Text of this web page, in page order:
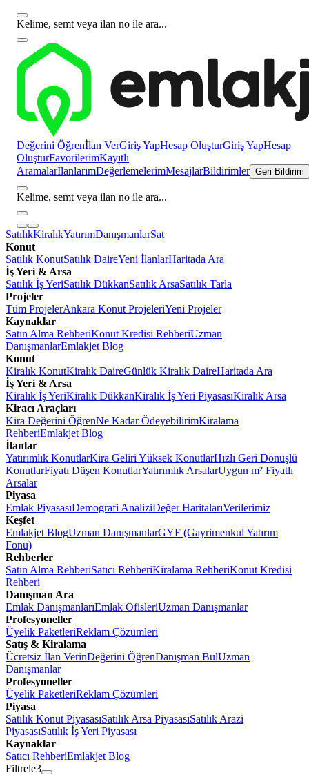
Kelime, semt veya ilan no ile ara...
Değerini Öğrenİlan VerGiriş YapHesap OluşturGiriş YapHesap
OluşturFavorilerimKayıtlı
AramalarİlanlarımDeğerlemelerimMesajlarBildirimler Geri Bildirim
Kelime, semt veya ilan no ile ara...
SatılıkKiralıkYatırımDanışmanlarSat
Konut
Satılık KonutSatılık DaireYeni İlanlarHaritada Ara
İş Yeri & Arsa
Satılık İş YeriSatılık DükkanSatılık ArsaSatılık Tarla
Projeler
Tüm ProjelerAnkara Konut ProjeleriYeni Projeler
Kaynaklar
Satın Alma RehberiKonut Kredisi RehberiUzman
DanışmanlarEmlakjet Blog
Konut
Kiralık KonutKiralık DaireGünlük Kiralık DaireHaritada Ara
İş Yeri & Arsa
Kiralık İş YeriKiralık DükkanKiralık İş Yeri PiyasasıKiralık Arsa
Kiracı Araçları
Kira Değerini ÖğrenNe Kadar ÖdeyebilirimKiralama
RehberiEmlakjet Blog
İlanlar
Yatırımlık KonutlarKira Geliri Yüksek KonutlarHızlı Geri Dönüşlü
KonutlarFiyatı Düşen KonutlarYatırımlık ArsalarUygun m² Fiyatlı
Arsalar
Piyasa
Emlak PiyasasıDemografi AnaliziDeğer HaritalarıVerilerimiz
Keşfet
Emlakjet BlogUzman DanışmanlarGYF (Gayrimenkul Yatırım
Fonu)
Rehberler
Satın Alma RehberiSatıcı RehberiKiralama RehberiKonut Kredisi
Rehberi
Danışman Ara
Emlak DanışmanlarıEmlak OfisleriUzman Danışmanlar
Profesyoneller
Üyelik PaketleriReklam Çözümleri
Satış & Kiralama
Ücretsiz İlan VerinDeğerini ÖğrenDanışman BulUzman
Danışmanlar
Profesyoneller
Üyelik PaketleriReklam Çözümleri
Piyasa
Satılık Konut PiyasasıSatılık Arsa PiyasasıSatılık Arazi
PiyasasıSatılık İş Yeri Piyasası
Kaynaklar
Satıcı RehberiEmlakjet Blog
Filtrele3